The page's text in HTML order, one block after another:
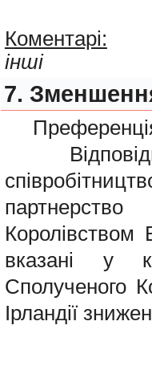
Коментарі:
інші
7.
Королівством
вказані у
Сполученого
Ірландії